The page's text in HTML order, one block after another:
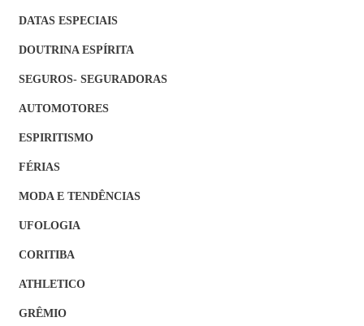
DATAS ESPECIAIS
DOUTRINA ESPÍRITA
SEGUROS- SEGURADORAS
AUTOMOTORES
ESPIRITISMO
FÉRIAS
MODA E TENDÊNCIAS
UFOLOGIA
CORITIBA
ATHLETICO
GRÊMIO